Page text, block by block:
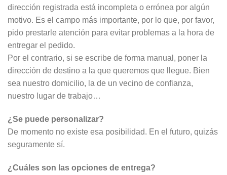
dirección registrada está incompleta o errónea por algún
motivo. Es el campo más importante, por lo que, por favor,
pido prestarle atención para evitar problemas a la hora de
entregar el pedido.
Por el contrario, si se escribe de forma manual, poner la
dirección de destino a la que queremos que llegue. Bien
sea nuestro domicilio, la de un vecino de confianza,
nuestro lugar de trabajo…
¿Se puede personalizar?
De momento no existe esa posibilidad. En el futuro, quizás
seguramente sí.
¿Cuáles son las opciones de entrega?